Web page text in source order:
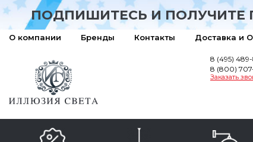
ПОДПИШИТЕСЬ И ПОЛУЧИТЕ
О компании Бренды Контакты Доставка и
8 (495)
8 (800)
Заказать